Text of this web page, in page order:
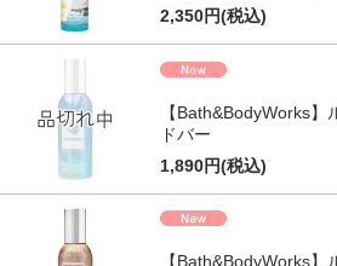
2,350円(税込)
【Bath&BodyWorks
ドバー
1,890円(税込)
【Bath&BodyWorks